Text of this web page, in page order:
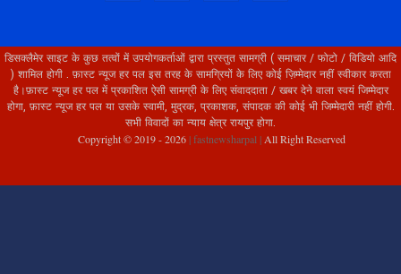
डिसक्लैमेर साइट के कुछ तत्वों में उपयोगकर्ताओं द्वारा प्रस्तुत सामग्री ( समाचार / फोटो / विडियो आदि
) शामिल होगी . फ़ास्ट न्यूज हर पल इस तरह के सामग्रियों के लिए कोई ज़िम्मेदार नहीं स्वीकार करता
है।फ़ास्ट न्यूज हर पल में प्रकाशित ऐसी सामग्री के लिए संवाददाता / खबर देने वाला स्वयं जिम्मेदार
होगा, फ़ास्ट न्यूज हर पल या उसके स्वामी, मुद्रक, प्रकाशक, संपादक की कोई भी जिम्मेदारी नहीं होगी.
सभी विवादों का न्याय क्षेत्र रायपुर होगा.
Copyright © 2019 -2026| fastnewsharpal |All Right Reserved